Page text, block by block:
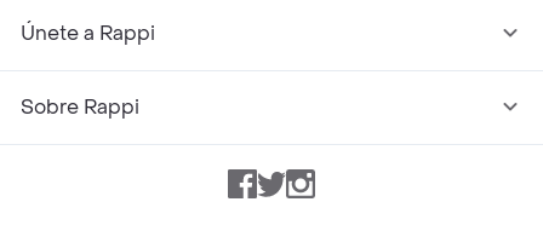
Únete a Rappi
Sobre Rappi
Facebook
TwitterInstagram